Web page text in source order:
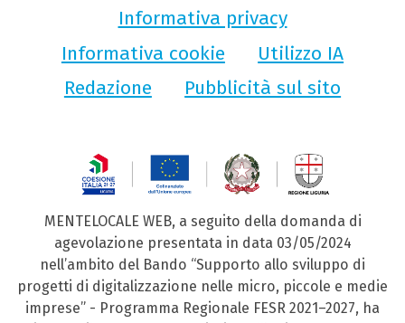
Informativa privacy
Informativa cookie
Utilizzo IA
Redazione
Pubblicità sul sito
MENTELOCALE WEB, a seguito della domanda di
agevolazione presentata in data 03/05/2024
nell’ambito del Bando “Supporto allo sviluppo di
progetti di digitalizzazione nelle micro, piccole e medie
imprese” - Programma Regionale FESR 2021–2027, ha